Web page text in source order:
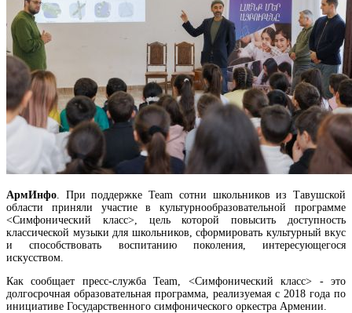
На потребительском рынке Армении цены за июль 2026г чуть снизились, но годовая
инфляция держится выше таргета
АрмИнфо . При поддержке Team сотни школьников из Тавушской
области приняли участие в культурно­образовательной программе
<Симфонический класс>, цель которой повысить доступность
классической музыки для школьников, сформировать культурный вкус
и способствовать воспитанию поколения, интересующегося
искусством.
Как сообщает пресс-служба Team, <Симфонический класс> - это
долгосрочная образовательная программа, реализуемая с 2018 года по
инициативе Государственного симфонического оркестра Армении.